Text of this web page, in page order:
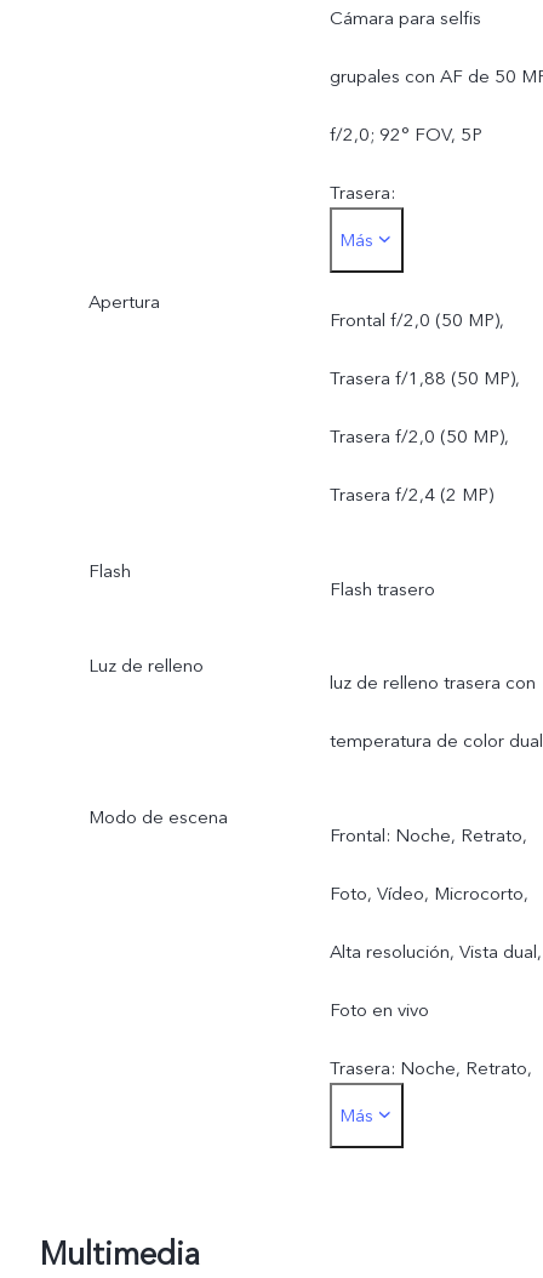
Cámara para selfis
grupales con AF de 50
f/2,0; 92° FOV, 5P
Trasera:
Cámara principal de 50
VCS True Color, OIS,
f/1,88; 84° FOV, 6P
Cámara Ultra de gran
angular con AF de 50 MP,
Cámara Bokeh de 2 MP,
Más
Apertura
Frontal f/2,0 (50 MP),
Trasera f/1,88 (50 MP),
Trasera f/2,0 (50 MP),
Trasera f/2,4 (2 MP)
Flash
Flash trasero
Luz de relleno
luz de relleno trasera con
temperatura de color dual
Modo de escena
Frontal: Noche, Retrato,
Foto, Vídeo, Microcorto,
Alta resolución, Vista dual,
Foto en vivo
Trasera: Noche, Retrato,
Foto, Vídeo, Microcorto,
Más
Multimedia